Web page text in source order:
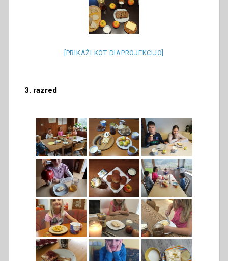
[PRIKAŽI KOT DIAPROJEKCIJO]
3. razred